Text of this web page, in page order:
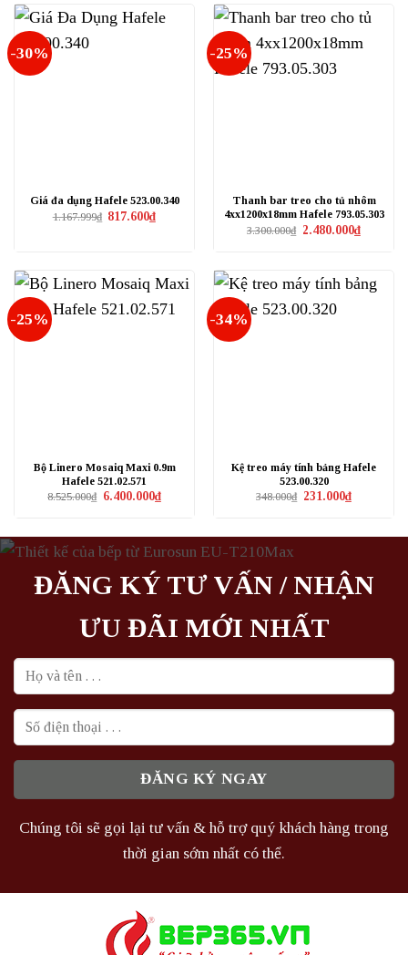
-30%
Giá đa dụng Hafele 523.00.340
1.167.999₫ Giá
817.600₫Giá
hiện
-25%
Thanh bar treo cho tủ nhôm
4xx1200x18mm Hafele 793.05.303
3.300.000₫ Giá
2.480.000₫Giá
hiện
-25%
Bộ Linero Mosaiq Maxi 0.9m
Hafele 521.02.571
8.525.000₫ Giá
6.400.000₫Giá
hiện
6.400.000₫.
-34%
Kệ treo máy tính bảng Hafele
523.00.320
348.000₫ Giá
231.000₫Giá
hiện
231.000₫.
ĐĂNG KÝ TƯ VẤN / NHẬN
ƯU ĐÃI MỚI NHẤT
Chúng tôi sẽ gọi lại tư vấn & hỗ trợ quý khách hàng trong
thời gian sớm nhất có thể.